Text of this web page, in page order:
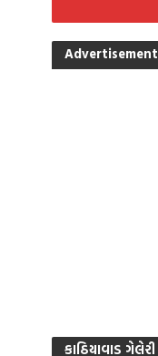
Advertisement
કાઠિયાવાડ ગેલેરી